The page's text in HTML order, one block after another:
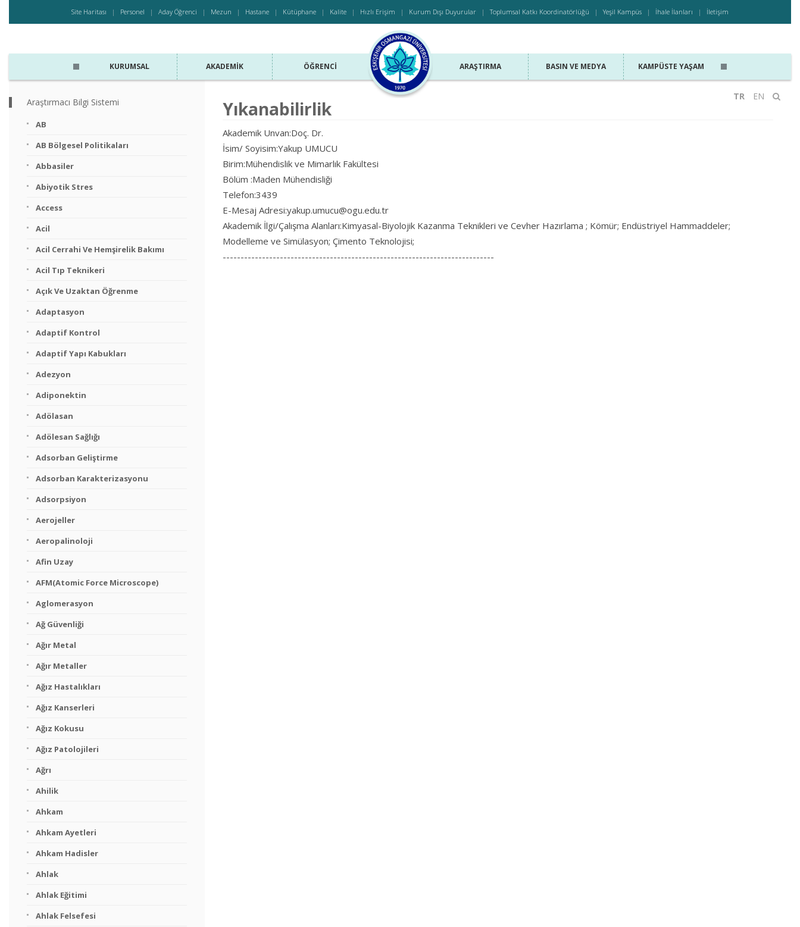
Site Haritası Personel Aday Öğrenci Mezun Hastane Kütüphane Kalite Hızlı Erişim Kurum Dışı Duyurular Toplumsal Katkı Koordinatörlüğü Yeşil Kampüs İhale İlanları İletişim
TR EN
KURUMSAL AKADEMIK ÖĞRENCI ARAŞTIRMA BASIN VE MEDYA KAMPÜSTE YAŞAM
Yıkanabilirlik
Akademik Unvan:Doç. Dr.
İsim/ Soyisim:Yakup UMUCU
Birim:Mühendislik ve Mimarlık Fakültesi
Bölüm :Maden Mühendisliği
Telefon:3439
E-Mesaj Adresi:yakup.umucu@ogu.edu.tr
Akademik İlgi/Çalışma Alanları:Kimyasal-Biyolojik Kazanma Teknikleri ve Cevher Hazırlama ; Kömür; Endüstriyel Hammaddeler;
Modelleme ve Simülasyon; Çimento Teknolojisi;
----------------------------------------------------------------------------
Araştırmacı Bilgi Sistemi
AB
AB Bölgesel Politikaları
Abbasiler
Abiyotik Stres
Access
Acil
Acil Cerrahi Ve Hemşirelik Bakımı
Acil Tıp Teknikeri
Açık Ve Uzaktan Öğrenme
Adaptasyon
Adaptif Kontrol
Adaptif Yapı Kabukları
Adezyon
Adiponektin
Adölasan
Adölesan Sağlığı
Adsorban Geliştirme
Adsorban Karakterizasyonu
Adsorpsiyon
Aerojeller
Aeropalinoloji
Afin Uzay
AFM(Atomic Force Microscope)
Aglomerasyon
Ağ Güvenliği
Ağır Metal
Ağır Metaller
Ağız Hastalıkları
Ağız Kanserleri
Ağız Kokusu
Ağız Patolojileri
Ağrı
Ahilik
Ahkam
Ahkam Ayetleri
Ahkam Hadisler
Ahlak
Ahlak Eğitimi
Ahlak Felsefesi